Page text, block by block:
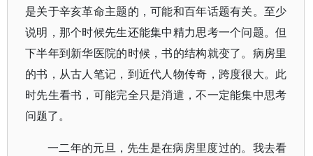
是关于辛亥革命主题的，可能和百年话题有关。至少
说明，那个时候先生还能集中精力思考一个问题。但
下半年到新华医院的时候，书的结构就变了。病房里
的书，从古人笔记，到近代人物传奇，跨度很大。此
时先生看书，可能完全只是消遣，不一定能集中思考
问题了。
一二年的元旦，先生是在病房里度过的。我去看